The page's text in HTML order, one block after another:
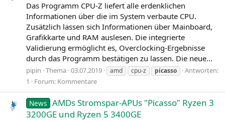
Das Programm CPU‑Z liefert alle erdenklichen
Informationen über die im System verbaute CPU.
Zusätzlich lassen sich Informationen über Mainboard,
Grafikkarte und RAM auslesen. Die integrierte
Validierung ermöglicht es, Overclocking-Ergebnisse
durch das Programm bestätigen zu lassen. Die neue...
pipin Thema 03.07.2019 amd cpu-z picasso
Antworten:
1
Forum: Kommentare
News AMDs Stromspar-APUs "Picasso" Ryzen 3
3200GE und Ryzen 5 3400GE